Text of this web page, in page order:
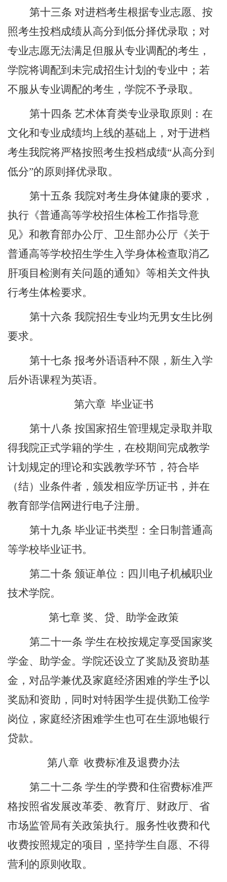
第十三条 对进档考生根据专业志愿、按
照考生投档成绩从高分到低分择优录取；对
专业志愿无法满足但服从专业调配的考生，
学院将调配到未完成招生计划的专业中；若
不服从专业调配的考生，学院不予录取。
第十四条 艺术体育类专业录取原则：在
文化和专业成绩均上线的基础上，对于进档
考生我院将严格按照考生投档成绩“从高分到
低分”的原则择优录取。
第十五条 我院对考生身体健康的要求，
执行《普通高等学校招生体检工作指导意
见》和教育部办公厅、卫生部办公厅《关于
普通高等学校招生学生入学身体检查取消乙
肝项目检测有关问题的通知》等相关文件执
行考生体检要求。
第十六条 我院招生专业均无男女生比例
要求。
第十七条 报考外语语种不限，新生入学
后外语课程为英语。
第六章 毕业证书
第十八条 按国家招生管理规定录取并取
得我院正式学籍的学生，在校期间完成教学
计划规定的理论和实践教学环节，符合毕
（结）业条件者，颁发相应学历证书，并在
教育部学信网进行电子注册。
第十九条 毕业证书类型：全日制普通高
等学校毕业证书。
第二十条 颁证单位：四川电子机械职业
技术学院。
第七章 奖、贷、助学金政策
第二十一条 学生在校按规定享受国家奖
学金、助学金。学院还设立了奖励及资助基
金，对品学兼优及家庭经济困难的学生予以
奖励和资助，同时对特困学生提供勤工俭学
岗位，家庭经济困难学生也可在生源地银行
贷款。
第八章 收费标准及退费办法
第二十二条 学生的学费和住宿费标准严
格按照省发展改革委、教育厅、财政厅、省
市场监管局有关政策执行。服务性收费和代
收费按照规定的项目，坚持学生自愿、不得
营利的原则收取。